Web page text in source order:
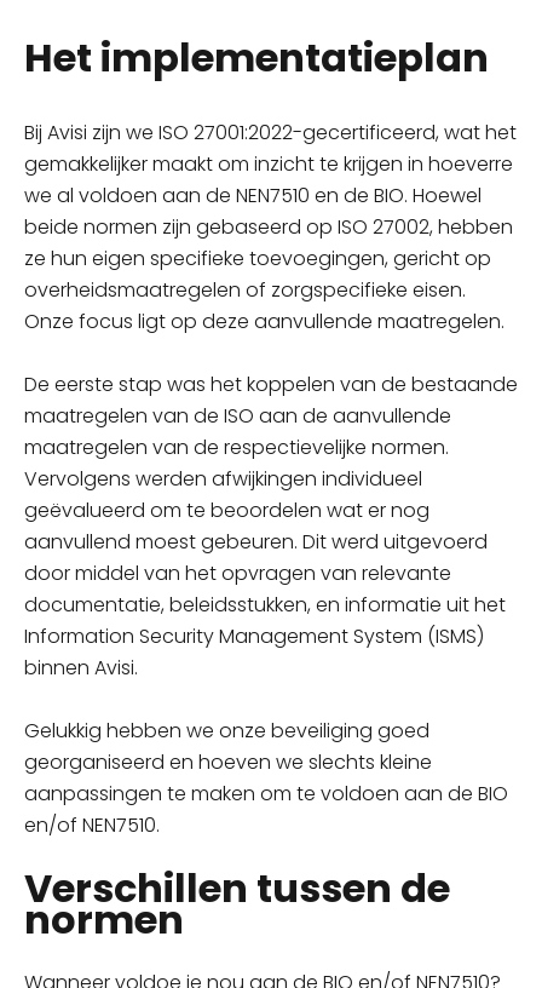
Het implementatieplan
Bij Avisi zijn we ISO 27001:2022-gecertificeerd, wat het
gemakkelijker maakt om inzicht te krijgen in hoeverre
we al voldoen aan de NEN7510 en de BIO. Hoewel
beide normen zijn gebaseerd op ISO 27002, hebben
ze hun eigen specifieke toevoegingen, gericht op
overheidsmaatregelen of zorgspecifieke eisen.
Onze focus ligt op deze aanvullende maatregelen.
De eerste stap was het koppelen van de bestaande
maatregelen van de ISO aan de aanvullende
maatregelen van de respectievelijke normen.
Vervolgens werden afwijkingen individueel
geëvalueerd om te beoordelen wat er nog
aanvullend moest gebeuren. Dit werd uitgevoerd
door middel van het opvragen van relevante
documentatie, beleidsstukken, en informatie uit het
Information Security Management System (ISMS)
binnen Avisi.
Gelukkig hebben we onze beveiliging goed
georganiseerd en hoeven we slechts kleine
aanpassingen te maken om te voldoen aan de BIO
en/of NEN7510.
Verschillen tussen de
normen
Wanneer voldoe je nou aan de BIO en/of NEN7510?